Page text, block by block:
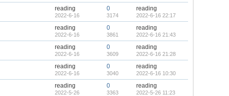
reading
2022-6-16
0
3174
reading
2022-6-16 22:17
reading
2022-6-16
0
3861
reading
2022-6-16 21:43
reading
2022-6-16
0
3609
reading
2022-6-16 21:28
reading
2022-6-16
0
3040
reading
2022-6-16 10:30
reading
2022-5-26
0
3363
reading
2022-5-26 11:23